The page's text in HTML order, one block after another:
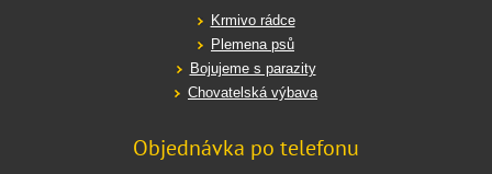
Krmivo rádce
Plemena psů
Bojujeme s parazity
Chovatelská výbava
Objednávka po telefonu